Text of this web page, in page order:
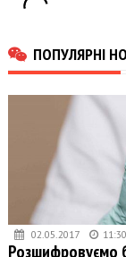
ПОПУЛЯРНІ
02.05.2017 11:30
Розшифровуємо